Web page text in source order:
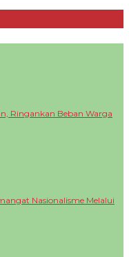
Ringankan Beban Warga
Nasionalisme Melalui